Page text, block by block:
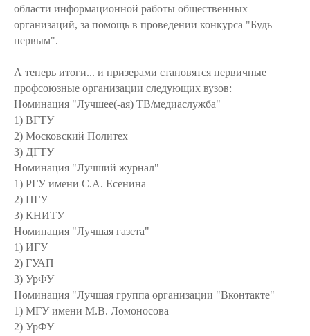
области информационной работы общественных
организаций, за помощь в проведении конкурса "Будь
первым".
А теперь итоги... и призерами становятся первичные
профсоюзные организации следующих вузов:
Номинация "Лучшее(-ая) ТВ/медиаслужба"
1) ВГТУ
2) Московский Политех
3) ДГТУ
Номинация "Лучший журнал"
1) РГУ имени С.А. Есенина
2) ПГУ
3) КНИТУ
Номинация "Лучшая газета"
1) ИГУ
2) ГУАП
3) УрФУ
Номинация "Лучшая группа организации "Вконтакте"
1) МГУ имени М.В. Ломоносова
2) УрФУ